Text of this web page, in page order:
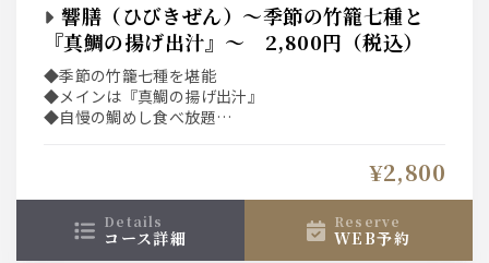
響膳（ひびきぜん）～季節の竹籠七種と
『真鯛の揚げ出汁』～ 2,800円（税込）
◆季節の竹籠七種を堪能
◆メインは『真鯛の揚げ出汁』
◆自慢の鯛めし食べ放題
¥2,800
details
コース詳細
reserve
WEB予約